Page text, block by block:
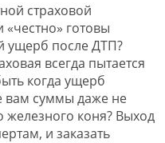
страховой
готовы
ущерб после ДТП?
всегда пытается
когда ущерб
вам суммы даже не
коня? Выход
и заказать